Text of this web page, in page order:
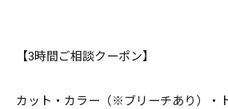
【3時間ご相談クーポン】
カット・カラー（※ブリーチあり）・